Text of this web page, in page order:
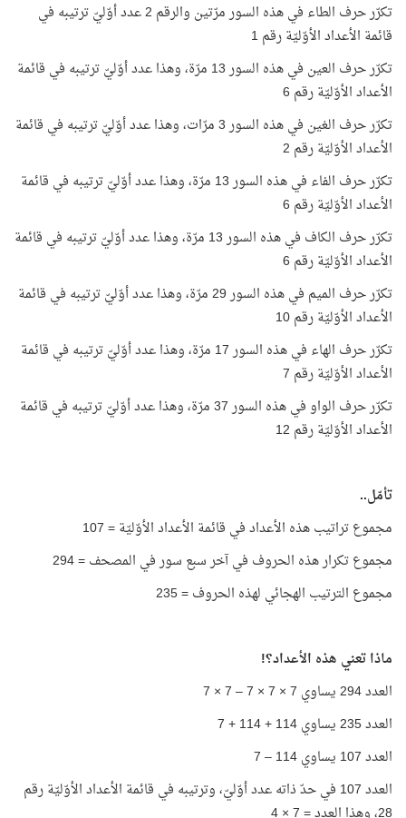
تكرّر حرف الطاء في هذه السور مرّتين والرقم 2 عدد أوّليّ ترتيبه في
قائمة الأعداد الأوّليّة رقم 1
تكرّر حرف العين في هذه السور 13 مرّة، وهذا عدد أوّليّ ترتيبه في قائمة
الأعداد الأوّليّة رقم 6
تكرّر حرف الغين في هذه السور 3 مرّات، وهذا عدد أوّليّ ترتيبه في قائمة
الأعداد الأوّليّة رقم 2
تكرّر حرف الفاء في هذه السور 13 مرّة، وهذا عدد أوّليّ ترتيبه في قائمة
الأعداد الأوّليّة رقم 6
تكرّر حرف الكاف في هذه السور 13 مرّة، وهذا عدد أوّليّ ترتيبه في قائمة
الأعداد الأوّليّة رقم 6
تكرّر حرف الميم في هذه السور 29 مرّة، وهذا عدد أوّليّ ترتيبه في قائمة
الأعداد الأوّليّة رقم 10
تكرّر حرف الهاء في هذه السور 17 مرّة، وهذا عدد أوّليّ ترتيبه في قائمة
الأعداد الأوّليّة رقم 7
تكرّر حرف الواو في هذه السور 37 مرّة، وهذا عدد أوّليّ ترتيبه في قائمة
الأعداد الأوّليّة رقم 12
تأمّل..
مجموع تراتيب هذه الأعداد في قائمة الأعداد الأوّليّة = 107
مجموع تكرار هذه الحروف في آخر سبع سور في المصحف = 294
مجموع الترتيب الهجائي لهذه الحروف = 235
ماذا تعني هذه الأعداد؟!
العدد 294 يساوي 7 × 7 × 7 – 7 × 7
العدد 235 يساوي 114 + 114 + 7
العدد 107 يساوي 114 – 7
العدد 107 في حدّ ذاته عدد أوّليّ، وترتيبه في قائمة الأعداد الأوّليّة رقم